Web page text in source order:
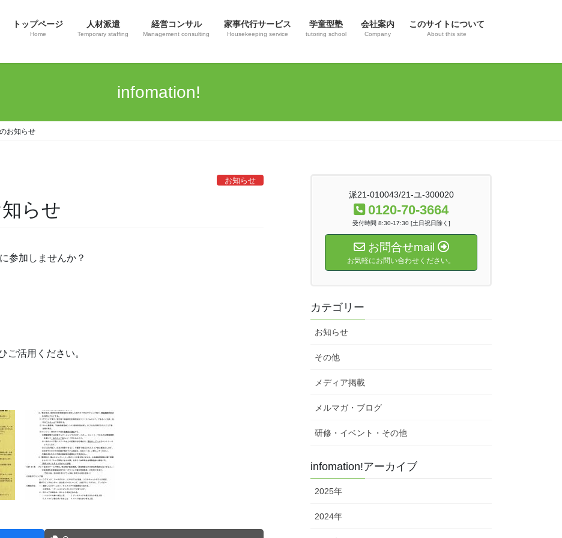
トップページ
Home
人材派遣
Temporary staffing
経営コンサル
Management consulting
家事代行サービス
Housekeeping service
学童型塾
tutoring school
会社案内
Company
このサイトについて
About this site
infomation!
お知らせ
お知らせ
らせ
に参加しませんか？
ご活用ください。
派21-010043/21-ユ-300020
0120-70-3664
受付時間 8:30-17:30 [土日祝日除く]
お問合せmail
お気軽にお問い合わせください。
カテゴリー
お知らせ
その他
メディア掲載
メルマガ・ブログ
研修・イベント・その他
infomation!アーカイブ
2025年
2024年